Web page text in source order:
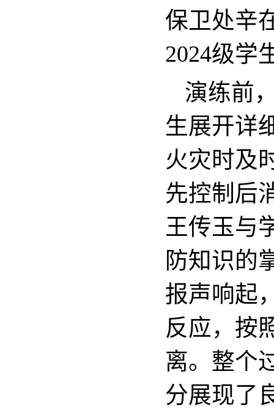
保卫处辛
2024级学
演练前
生展开详
火灾时及
先控制后
王传玉与
防知识的
报声响起
反应，按
离。整个
分展现了